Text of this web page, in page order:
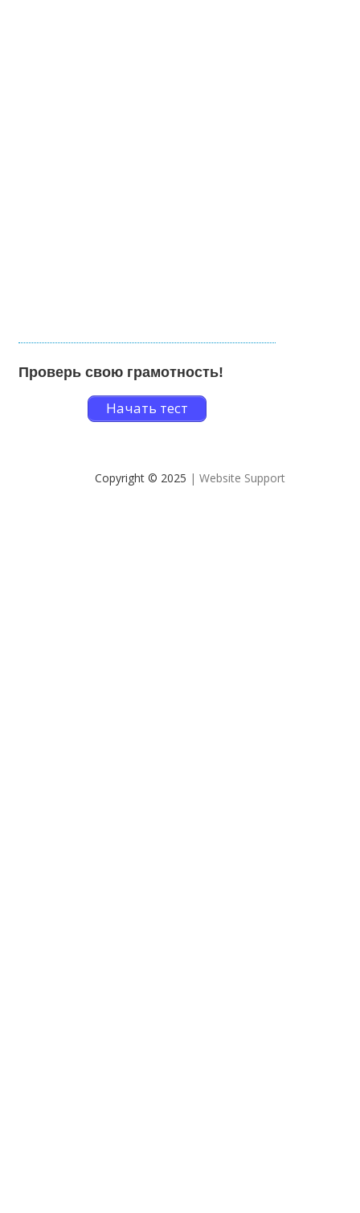
Проверь свою грамотность!
Начать тест
Copyright © 2025 | Website Support